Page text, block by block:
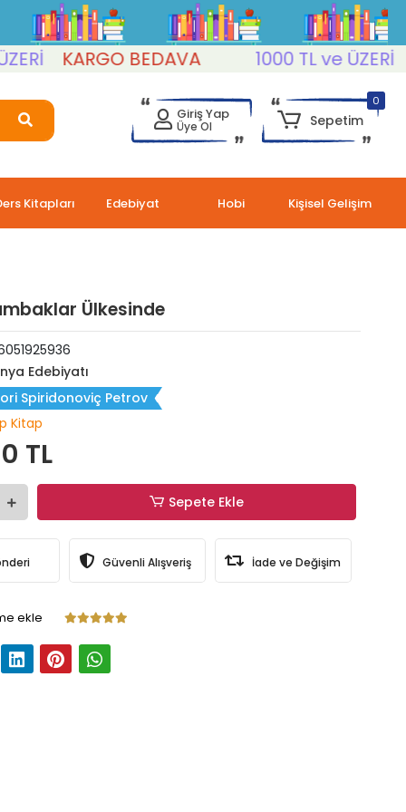
KARGO BEDAVA 1000 TL ve ÜZERİ
Giriş Yap
Üye Ol
0
Sepetim
Kitapları Edebiyat Hobi Kişisel Gelişim
Ülkesinde
Edebiyatı
Spiridonoviç Petrov
Kitap
TL
Sepete Ekle
Güvenli Alışveriş İade ve Değişim
ekle